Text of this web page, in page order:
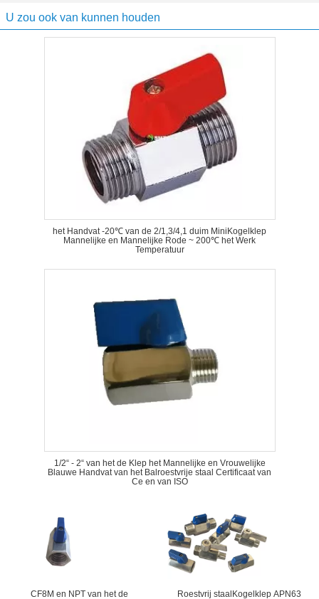
U zou ook van kunnen houden
het Handvat -20℃ van de 2/1,3/4,1 duim MiniKogelklep
Mannelijke en Mannelijke Rode ~ 200℃ het Werk
Temperatuur
1/2“ - 2“ van het de Klep het Mannelijke en Vrouwelijke
Blauwe Handvat van het Balroestvrije staal Certificaat van
Ce en van ISO
CF8M en NPT van het de
Roestvrij staalKogelklep APN63